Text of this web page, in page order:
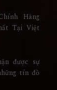
Hãng
Tại Việt
được sự
tín đồ